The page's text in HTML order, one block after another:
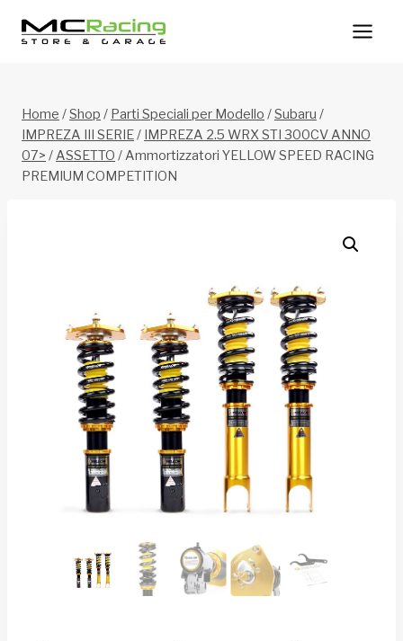
Home /Shop / Parti Speciali per Modello /Subaru /
IMPREZA III SERIE/ IMPREZA 2.5 WRX STI 300CV ANNO
07> /ASSETTO /Ammortizzatori YELLOW SPEED RACING
PREMIUM COMPETITION